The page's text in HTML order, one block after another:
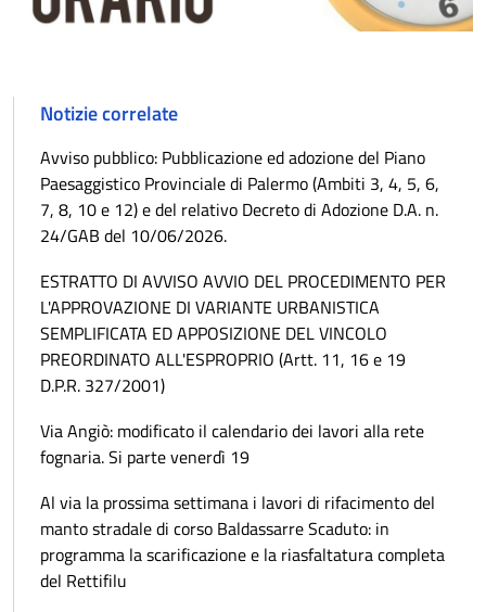
Notizie correlate
Avviso pubblico: Pubblicazione ed adozione del Piano
Paesaggistico Provinciale di Palermo (Ambiti 3, 4, 5, 6,
7, 8, 10 e 12) e del relativo Decreto di Adozione D.A. n.
24/GAB del 10/06/2026.
ESTRATTO DI AVVISO AVVIO DEL PROCEDIMENTO PER
L'APPROVAZIONE DI VARIANTE URBANISTICA
SEMPLIFICATA ED APPOSIZIONE DEL VINCOLO
PREORDINATO ALL'ESPROPRIO (Artt. 11, 16 e 19
D.P.R. 327/2001)
Via Angiò: modificato il calendario dei lavori alla rete
fognaria. Si parte venerdì 19
Al via la prossima settimana i lavori di rifacimento del
manto stradale di corso Baldassarre Scaduto: in
programma la scarificazione e la riasfaltatura completa
del Rettifilu